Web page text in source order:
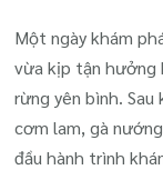
Một ngày khám
vừa kịp tận hưởng
rừng yên bình.
cơm lam, gà
đầu hành trình